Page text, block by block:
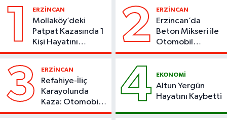
1 ERZİNCAN
Mollaköy’deki
Patpat Kazasında 1
Kişi Hayatını
Kaybetti
2 ERZİNCAN
Erzincan’da
Beton Mikseri ile
Otomobil
Çarpıştı
3 ERZİNCAN
Refahiye-İliç
Karayolunda
Kaza: Otomobil
Yoldan Çıktı, 6
4 EKONOMİ
Altun Yergün
Hayatını Kaybetti